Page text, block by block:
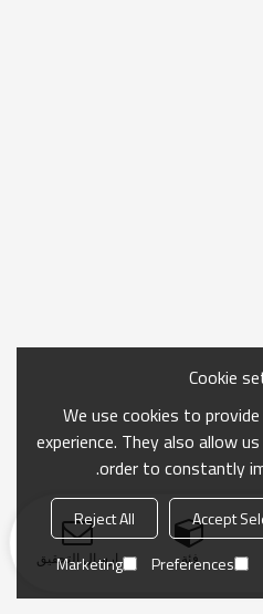
فئة ارسال التحقيق
Cookie
We use cookies to
experience. They also allow
order to constantly
Accept
Reject All
Preferences
Marketing